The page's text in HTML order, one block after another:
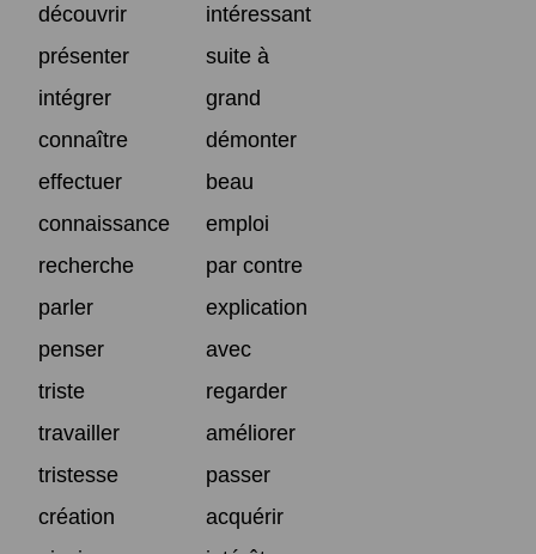
découvrir
intéressant
présenter
suite à
intégrer
grand
connaître
démonter
effectuer
beau
connaissance
emploi
recherche
par contre
parler
explication
penser
avec
triste
regarder
travailler
améliorer
tristesse
passer
création
acquérir